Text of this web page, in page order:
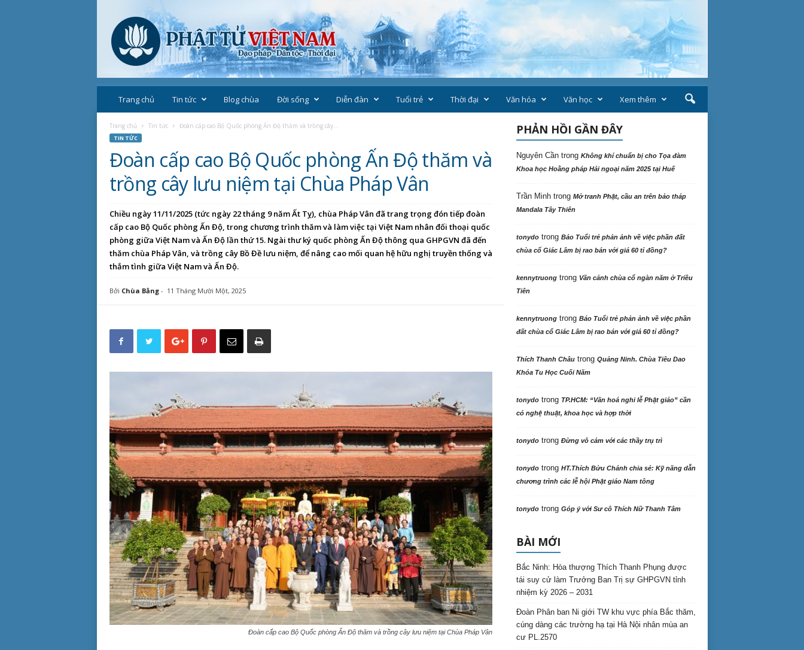
Trang chủ Tin tức Blog chùa Đời sống Diễn đàn Tuổi trẻ Thời đại Văn hóa Văn học Xem thêm
Trang chủ Tin tức Đoàn cấp cao Bộ Quốc phòng Ấn Độ thăm và trồng cây...
TIN TỨC
Đoàn cấp cao Bộ Quốc phòng Ấn Độ thăm và
trồng cây lưu niệm tại Chùa Pháp Vân
Chiều ngày 11/11/2025 (tức ngày 22 tháng 9 năm Ất Tỵ), chùa Pháp Vân đã trang trọng đón tiếp đoàn
cấp cao Bộ Quốc phòng Ấn Độ, trong chương trình thăm và làm việc tại Việt Nam nhân đối thoại quốc
phòng giữa Việt Nam và Ấn Độ lần thứ 15. Ngài thư ký quốc phòng Ấn Độ thông qua GHPGVN đã đến
thăm chùa Pháp Vân, và trồng cây Bồ Đề lưu niệm, để nâng cao mối quan hệ hữu nghị truyền thống và
thắm tình giữa Việt Nam và Ấn Độ.
Bởi Chùa Bằng- 11 Tháng Mười Một, 2025
Đoàn cấp cao Bộ Quốc phòng Ấn Độ thăm và trồng cây lưu niệm tại Chùa Pháp Vân
PHẢN HỒI GẦN ĐÂY
Nguyên Cầntrong Không khí chuẩn bị cho Tọa đàm
Khoa học Hoằng pháp Hải ngoại năm 2025 tại Huế
Trần Minhtrong Mở tranh Phật, cầu an trên bảo tháp
Mandala Tây Thiên
tonydotrong Báo Tuổi trẻ phản ảnh về việc phần đất
chùa cổ Giác Lâm bị rao bán với giá 60 tỉ đồng?
kennytruongtrong Vãn cảnh chùa cổ ngàn năm ở Triều
Tiên
kennytruongtrong Báo Tuổi trẻ phản ảnh về việc phần
đất chùa cổ Giác Lâm bị rao bán với giá 60 tỉ đồng?
Thích Thanh Châutrong Quảng Ninh. Chùa Tiêu Dao
Khóa Tu Học Cuối Năm
tonydotrong TP.HCM: “Văn hoá nghi lễ Phật giáo” cần
có nghệ thuật, khoa học và hợp thời
tonydotrong Đừng vô cảm với các thầy trụ trì
tonydotrong HT.Thích Bửu Chánh chia sẻ: Kỹ năng dẫn
chương trình các lễ hội Phật giáo Nam tông
tonydotrong Góp ý với Sư cô Thích Nữ Thanh Tâm
BÀI MỚI
Bắc Ninh: Hòa thượng Thích Thanh Phụng được
tái suy cử làm Trưởng Ban Trị sự GHPGVN tỉnh
nhiệm kỳ 2026 – 2031
Đoàn Phân ban Ni giới TW khu vực phía Bắc thăm,
cúng dàng các trường hạ tại Hà Nội nhân mùa an
cư PL.2570